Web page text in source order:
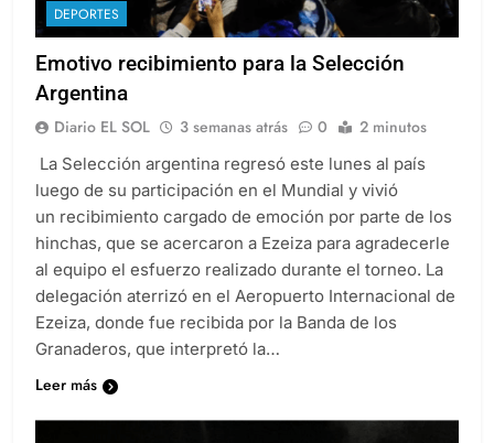
DEPORTES
Emotivo recibimiento para la Selección
Argentina
Diario EL SOL 3 semanas atrás 0 2 minutos
La Selección argentina regresó este lunes al país
luego de su participación en el Mundial y vivió
un recibimiento cargado de emoción por parte de los
hinchas, que se acercaron a Ezeiza para agradecerle
al equipo el esfuerzo realizado durante el torneo. La
delegación aterrizó en el Aeropuerto Internacional de
Ezeiza, donde fue recibida por la Banda de los
Granaderos, que interpretó la…
Leer más